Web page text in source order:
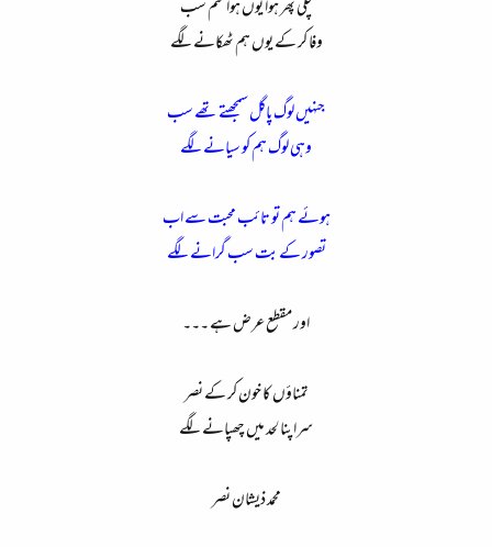
چلی پھر ہوا یوں ہوا ختم سب​
وفا کر کے یوں ہم ٹھکانے لگے​
جنہیں لوگ پاگل سمجھتے تھے سب
وہی لوگ ہم کو سیانے لگے
ہوئے ہم تو تائب محبت سے اب
تصور کے بت سب گرانے لگے
اور مقطع عرض ہے ۔۔۔​
تمناؤں کا خون کر کے نصر​
سراپنا لحد میں چھپانے لگے​
محمد ذیشان نصر​